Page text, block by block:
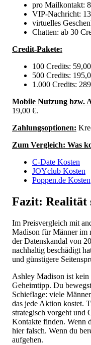
pro Mailkontakt:
VIP-Nachricht:
virtuelles
Chatten: ab 30
Credit-Pakete:
100 Credits:
500 Credits:
1.000 Credits:
Mobile Nutzung bzw.
19,00 €.
Zahlungsoptionen:
Zum Vergleich: Was
C-Date Kosten
JOYclub Kosten
Poppen.de Kosten
Fazit: Realität
Im Preisvergleich mit
Madison für Männer im
der Datenskandal von
nachhaltig beschädigt
und günstigere
Ashley Madison ist kein
Geheimtipp. Du
Schieflage: viele
das jede Aktion kostet.
strategisch vorgeht und
Kontakte finden. Wenn
hier falsch. Wenn du
aufgehen.